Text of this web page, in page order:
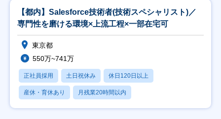
【都内】Salesforce技術者(技術スペシャリスト)／
専門性を磨ける環境×上流工程×一部在宅可
東京都
550万~741万
正社員採用 土日祝休み 休日120日以上
産休・育休あり 月残業20時間以内